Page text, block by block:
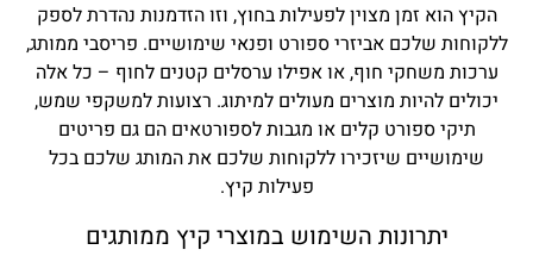
הקיץ הוא זמן מצוין לפעילות בחוץ, וזו הזדמנות נהדרת לספק
שלכם אביזרי ספורט ופנאי שימושיים. פריסבי ממותג,
ערכות משחקי חוף, או אפילו ערסלים קטנים לחוף – כל אלה
יכולים להיות מוצרים מעולים למיתוג. רצועות למשקפי שמש,
תיקי ספורט קלים או מגבות לספורטאים הם גם פריטים
שימושיים שיזכירו ללקוחות שלכם את המותג שלכם בכל
פעילות קיץ.
יתרונות השימוש במוצרי קיץ ממותגים